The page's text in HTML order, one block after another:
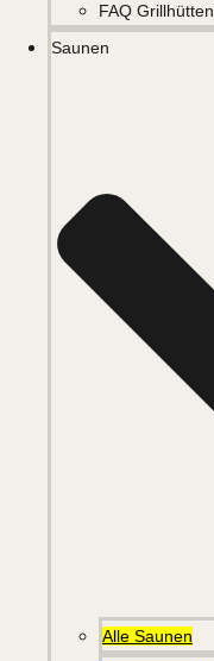
FAQ Grillhütten
Saunen
Alle Saunen